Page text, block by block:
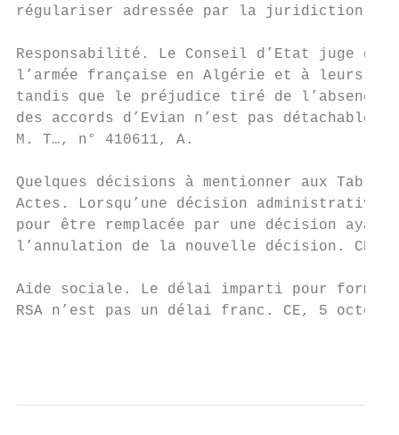
régulariser adressée par la juridiction.
Responsabilité. Le Conseil d’Etat juge
l’armée française en Algérie et à leurs
tandis que le préjudice tiré de
des accords d’Evian n’est pas
M. T…, n° 410611, A.
Quelques décisions à mentionner aux Tables
Actes. Lorsqu’une décision
pour être remplacée par une décision
l’annulation de la nouvelle décision. CE,
Aide sociale. Le délai imparti pour
RSA n’est pas un délai franc. CE, 5